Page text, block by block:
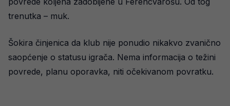
trenutka – muk.
Šokira činjenica da klub nije ponudio nikakvo zvanično
saopćenje o statusu igrača. Nema informacija o težini
povrede, planu oporavka, niti očekivanom povratku.